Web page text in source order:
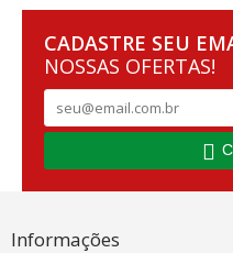
CADASTRE SEU
NOSSAS OFERTAS!
Informações